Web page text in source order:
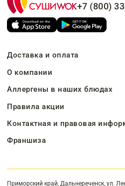
+7 (800)
Доставка и оплата
О компании
Аллергены в наших блюдах
Правила акции
Контактная и правовая
Франшиза
Приморский край, Дальнереченск, ул.